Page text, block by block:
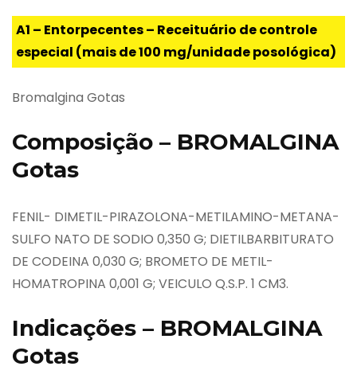
A1 – Entorpecentes – Receituário de controle
especial (mais de 100 mg/unidade posológica)
Bromalgina Gotas
Composição – BROMALGINA
Gotas
FENIL- DIMETIL-PIRAZOLONA-METILAMINO-METANA-
SULFO NATO DE SODIO 0,350 G; DIETILBARBITURATO
DE CODEINA 0,030 G; BROMETO DE METIL-
HOMATROPINA 0,001 G; VEICULO Q.S.P. 1 CM3.
Indicações – BROMALGINA
Gotas